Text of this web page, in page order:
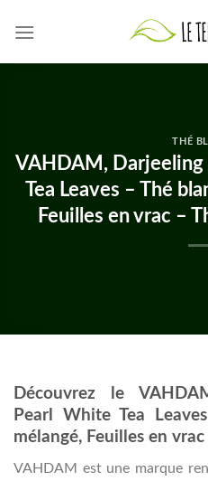
THÉ
VAHDAM,
Tea Leaves – Thé
Feuilles en vrac –
Découvrez le
Pearl White Tea
mélangé, Feuilles en
VAHDAM est une marque